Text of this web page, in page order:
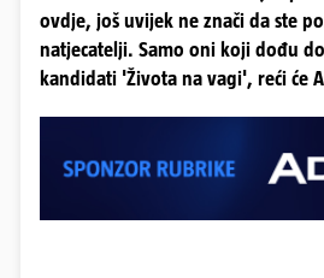
ovdje, još uvijek ne znači da ste
natjecatelji. Samo oni koji dođu
kandidati 'Života na vagi', reći će